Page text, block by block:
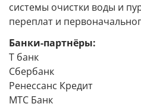
системы очистки воды и
переплат и
Банки-партнёры:
Т банк
Сбербанк
Ренессанс Кредит
МТС Банк